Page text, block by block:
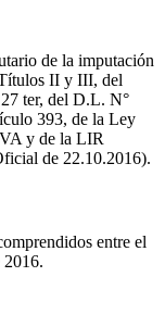
de la imputación
II y III, del
ter, del D.L. N°
393, de la Ley
y de la LIR
de 22.10.2016).
entre el
2016.